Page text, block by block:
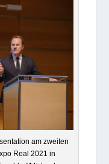
am zwei­ten
Real 2021 in